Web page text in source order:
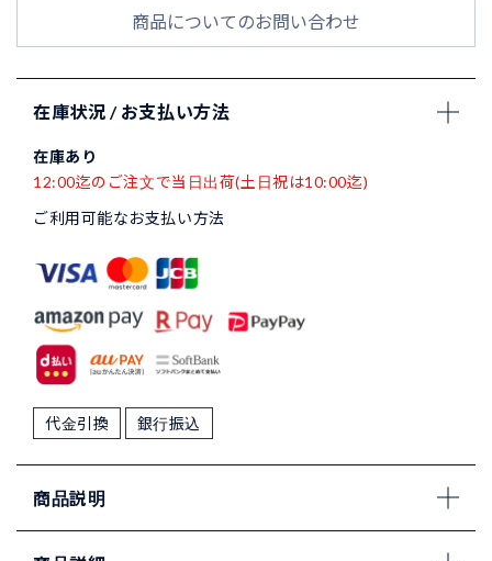
商品についてのお問い合わせ
在庫状況 / お支払い方法
在庫あり
12:00迄のご注文で当日出荷(土日祝は10:00迄)
ご利用可能なお支払い方法
代金引換 銀行振込
商品説明